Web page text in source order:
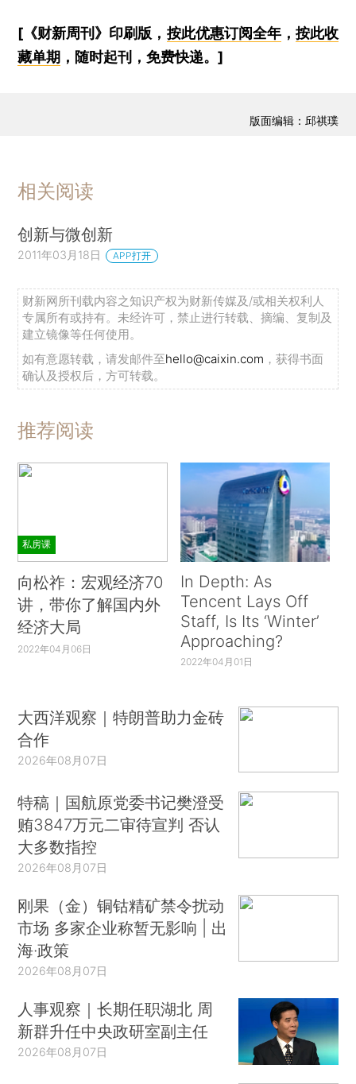
[《财新周刊》印刷版， 按此优惠订阅全年， 按此收
藏单期 ，随时起刊，免费快递。]
版面编辑：邱祺璞
相关阅读
创新与微创新
2011年03月18日 APP打开
财新网所刊载内容之知识产权为财新传媒及/或相关权利人
专属所有或持有。未经许可，禁止进行转载、摘编、复制及
建立镜像等任何使用。
如有意愿转载，请发邮件至hello@caixin.com ，获得书面
确认及授权后，方可转载。
推荐阅读
私房课
向松祚：宏观经济70
讲，带你了解国内外
经济大局
2022年04月06日
In Depth: As
Tencent Lays Off
Staff, Is Its ‘Winter’
Approaching?
2022年04月01日
大西洋观察｜特朗普助力金砖
合作
2026年08月07日
特稿｜国航原党委书记樊澄受
贿3847万元二审待宣判 否认
大多数指控
2026年08月07日
刚果（金）铜钴精矿禁令扰动
市场 多家企业称暂无影响 | 出
海·政策
2026年08月07日
人事观察｜长期任职湖北 周
新群升任中央政研室副主任
2026年08月07日